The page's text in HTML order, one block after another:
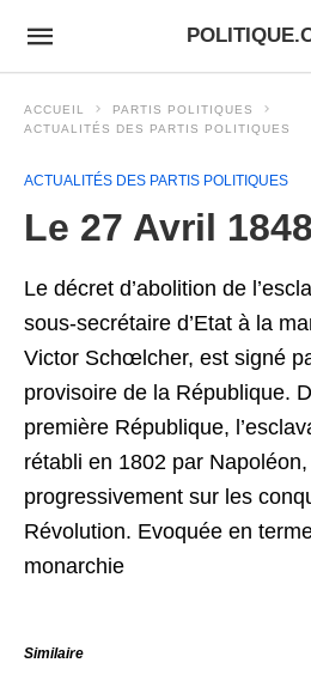
ACCUEIL
PARTIS POLITIQUES
ACTUALITÉS DES PARTIS POLITIQUES
ACTUALITÉS DES PARTIS POLITIQUES
Le 27 Avril 1848
Le décret d’abolition de
sous-secrétaire d’Etat à la
Victor Schœlcher, est signé
provisoire de la République.
première République,
rétabli en 1802 par
progressivement sur les
Révolution. Evoquée en
monarchie
Similaire